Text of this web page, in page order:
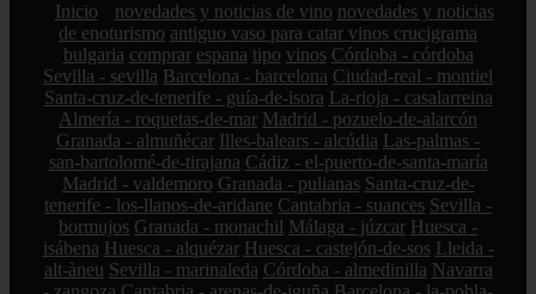
Inicio novedades y noticias de vino novedades y noticias
de enoturismo antiguo vaso para catar vinos crucigrama
bulgaria comprar espana tipo vinos Córdoba - córdoba
Sevilla - sevilla Barcelona - barcelona Ciudad-real - montiel
Santa-cruz-de-tenerife - guía-de-isora La-rioja - casalarreina
Almería - roquetas-de-mar Madrid - pozuelo-de-alarcón
Granada - almuñécar Illes-balears - alcúdia Las-palmas -
san-bartolomé-de-tirajana Cádiz - el-puerto-de-santa-maría
Madrid - valdemoro Granada - pulianas Santa-cruz-de-
tenerife - los-llanos-de-aridane Cantabria - suances Sevilla -
bormujos Granada - monachil Málaga - júzcar Huesca -
isábena Huesca - alquézar Huesca - castejón-de-sos Lleida -
alt-àneu Sevilla - marinaleda Córdoba - almedinilla Navarra